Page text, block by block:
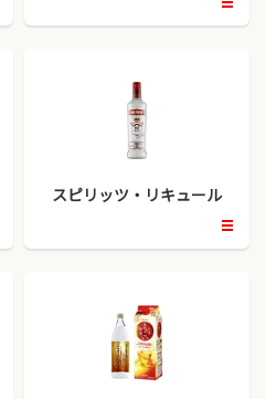
く
スピリッツ・リキュール
く